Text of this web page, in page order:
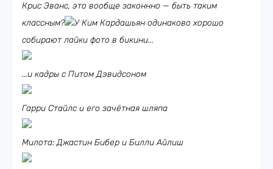
Крис Эванс, это вообще законнно — быть таким
классным?
У Ким Кардашьян одинаково хорошо
собирают лайки фото в бикини...
...и кадры с Питом Дэвидсоном
Гарри Стайлс и его зачётная шляпа
Милота: Джастин Бибер и Билли Айлиш